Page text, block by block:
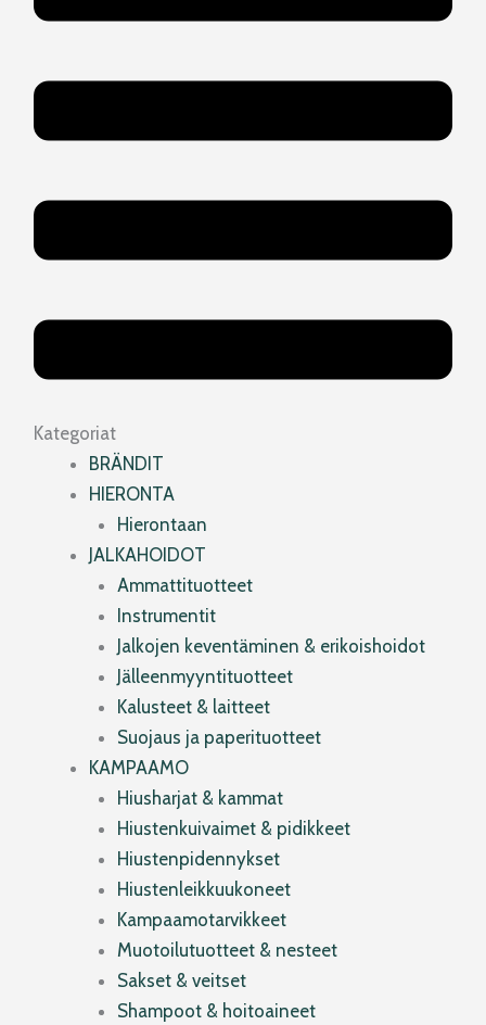
Kategoriat
BRÄNDIT
HIERONTA
Hierontaan
JALKAHOIDOT
Ammattituotteet
Instrumentit
Jalkojen keventäminen & erikoishoidot
Jälleenmyyntituotteet
Kalusteet & laitteet
Suojaus ja paperituotteet
KAMPAAMO
Hiusharjat & kammat
Hiustenkuivaimet & pidikkeet
Hiustenpidennykset
Hiustenleikkuukoneet
Kampaamotarvikkeet
Muotoilutuotteet & nesteet
Sakset & veitset
Shampoot & hoitoaineet